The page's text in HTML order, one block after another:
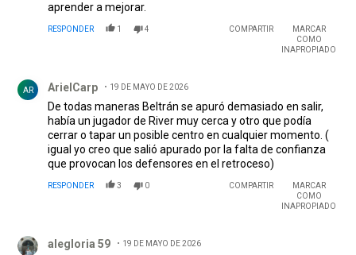
aprender a mejorar.
RESPONDER 1 4 COMPARTIR
MARCAR
COMO
INAPROPIADO
AR ArielCarp 19 DE MAYO DE 2026
De todas maneras Beltrán se apuró demasiado en salir,
había un jugador de River muy cerca y otro que podía
cerrar o tapar un posible centro en cualquier momento. (
igual yo creo que salió apurado por la falta de confianza
que provocan los defensores en el retroceso)
RESPONDER 3 0 COMPARTIR
MARCAR
COMO
INAPROPIADO
alegloria 59 19 DE MAYO DE 2026